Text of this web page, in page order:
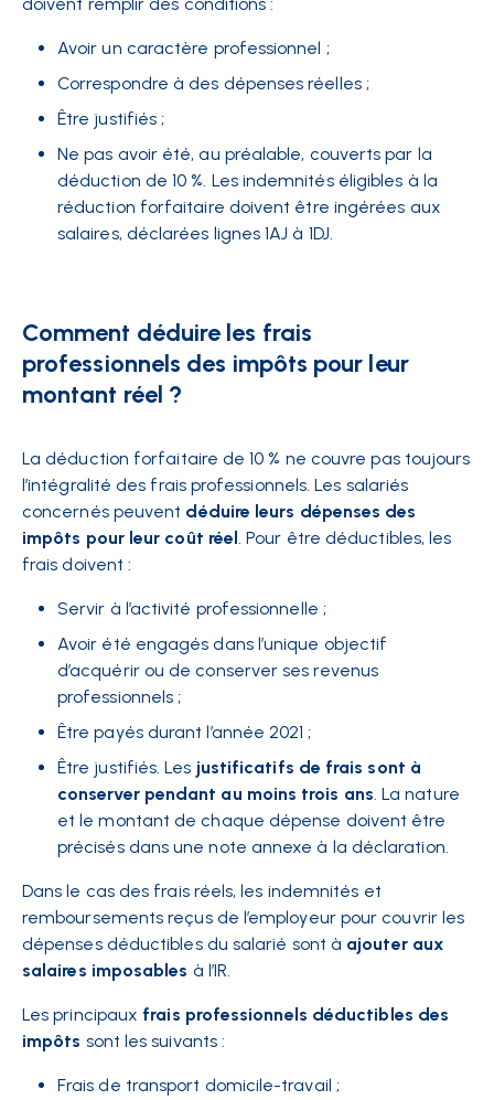
Avoir un caractère professionnel ;
Correspondre à des dépenses réelles ;
Être justifiés ;
Ne pas avoir été, au préalable, couverts par la
déduction de 10 %. Les indemnités éligibles à la
réduction forfaitaire doivent être ingérées aux
salaires, déclarées lignes 1AJ à 1DJ.
Comment déduire les frais
professionnels des impôts pour leur
montant réel ?
La déduction forfaitaire de 10 % ne couvre pas toujours
l’intégralité des frais professionnels. Les salariés
concernés peuvent déduire leurs dépenses des
impôts pour leur coût réel. Pour être déductibles, les
frais doivent :
Servir à l’activité professionnelle ;
Avoir été engagés dans l’unique objectif
d’acquérir ou de conserver ses revenus
professionnels ;
Être payés durant l’année 2021 ;
Être justifiés. Les justificatifs de frais sont à
conserver pendant au moins trois ans. La nature
et le montant de chaque dépense doivent être
précisés dans une note annexe à la déclaration.
Dans le cas des frais réels, les indemnités et
remboursements reçus de l’employeur pour couvrir les
dépenses déductibles du salarié sont à ajouter aux
salaires imposables à l’IR.
Les principaux frais professionnels déductibles des
impôts sont les suivants :
Frais de transport domicile-travail ;